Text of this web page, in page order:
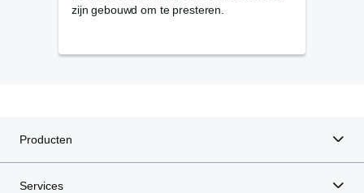
zijn gebouwd om te presteren.
Producten
Services